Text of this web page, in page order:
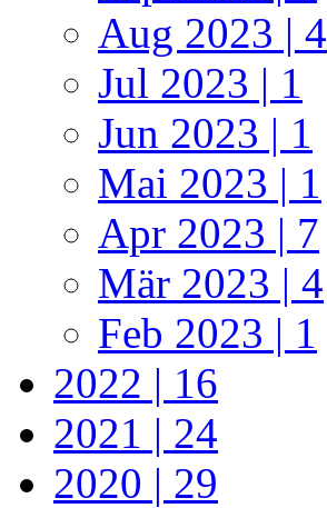
Aug 2023 | 4
Jul 2023 | 1
Jun 2023 | 1
Mai 2023 | 1
Apr 2023 | 7
Mär 2023 | 4
Feb 2023 | 1
2022 | 16
2021 | 24
2020 | 29